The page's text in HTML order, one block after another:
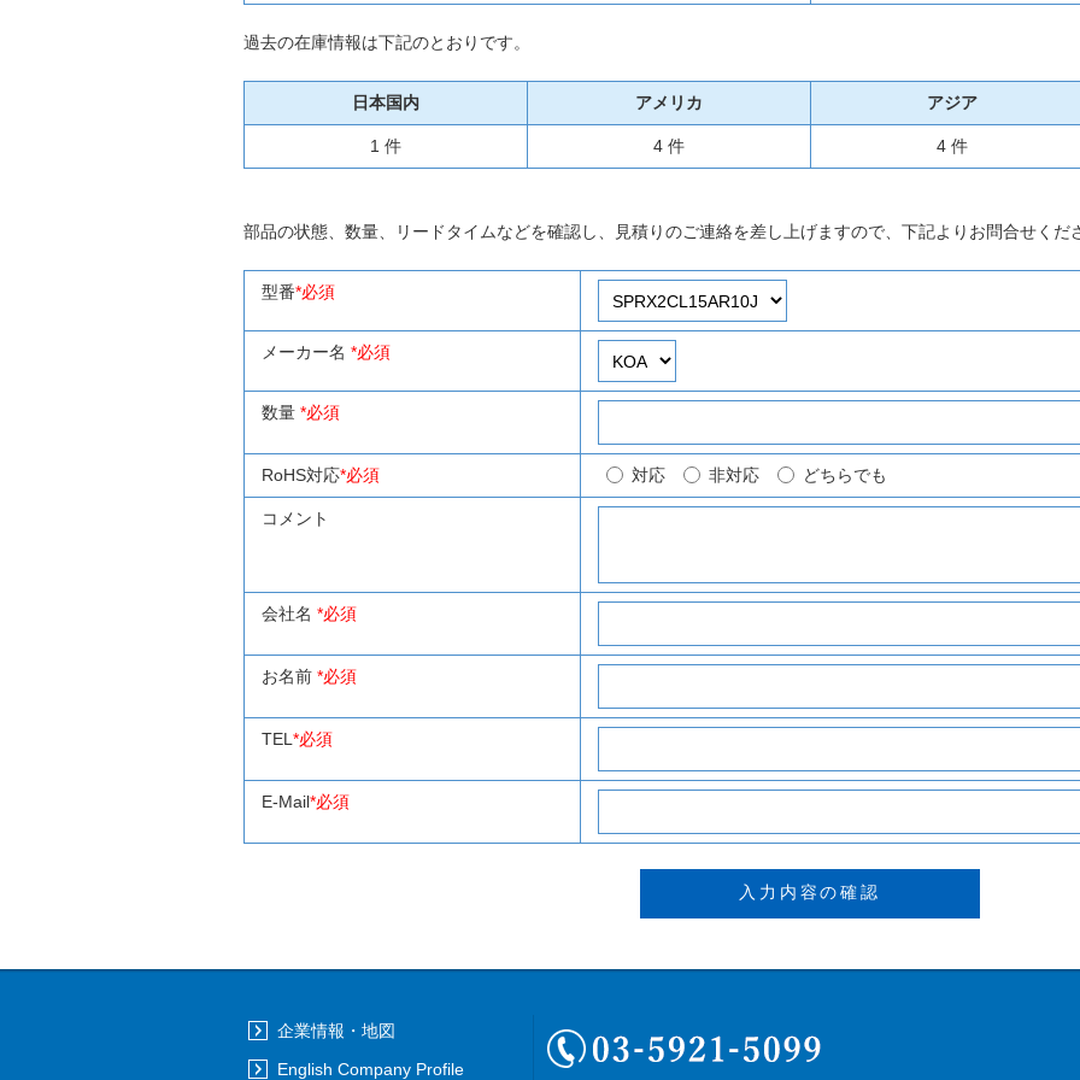
過去の在庫情報は下記のとおりです。
日本国内 アメリカ アジア
1 件 4 件 4 件
部品の状態、数量、リードタイムなどを確認し、見積りのご連絡を差し上げますので、下記よりお問合せくだ
型番*必須
メーカー名 *必須
数量 *必須
RoHS対応*必須 対応 非対応 どちらでも
コメント
会社名 *必須
お名前 *必須
TEL *必須
E-Mail*必須
企業情報・地図
English Company Profile